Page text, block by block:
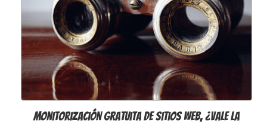
Monitorización gratuita de sitios web, ¿vale la